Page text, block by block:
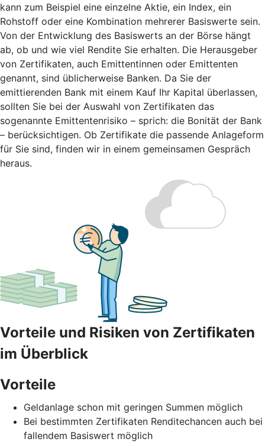
kann zum Beispiel eine einzelne Aktie, ein Index, ein
Rohstoff oder eine Kombination mehrerer Basiswerte sein.
Von der Entwicklung des Basiswerts an der Börse hängt
ab, ob und wie viel Rendite Sie erhalten. Die Herausgeber
von Zertifikaten, auch Emittentinnen oder Emittenten
genannt, sind üblicherweise Banken. Da Sie der
emittierenden Bank mit einem Kauf Ihr Kapital überlassen,
sollten Sie bei der Auswahl von Zertifikaten das
sogenannte Emittentenrisiko – sprich: die Bonität der Bank
– berücksichtigen. Ob Zertifikate die passende Anlageform
für Sie sind, finden wir in einem gemeinsamen Gespräch
heraus.
Vorteile und Risiken von Zertifikaten
im Überblick
Vorteile
Geldanlage schon mit geringen Summen möglich
Bei bestimmten Zertifikaten Renditechancen auch bei
fallendem Basiswert möglich